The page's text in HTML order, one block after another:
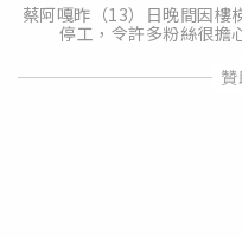
蔡阿嘎昨（13）日晚間因樓
停工，令許多粉絲很擔